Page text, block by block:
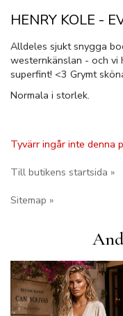
HENRY KOLE -
Alldeles sjukt snygga
westernkänslan - och
superfint! <3 Grymt
Normala i storlek.
Tyvärr ingår inte denna
Till butikens startsida »
Sitemap »